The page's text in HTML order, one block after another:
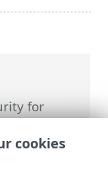
for
>
cookies